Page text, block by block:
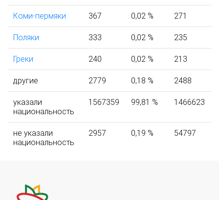
Коми-пермяки 367 0,02 % 271
Поляки 333 0,02 % 235
Греки 240 0,02 % 213
другие 2779 0,18 % 2488
указали
национальность
1567359 99,81 % 1466623
не указали
национальность
2957 0,19 % 54797